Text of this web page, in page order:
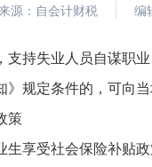
源：自会计财税 编
支持失业人员自谋职
》规定条件的，可向
策
享受社会保险补贴